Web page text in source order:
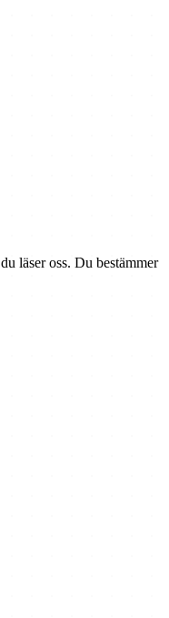
läser oss. Du bestämmer